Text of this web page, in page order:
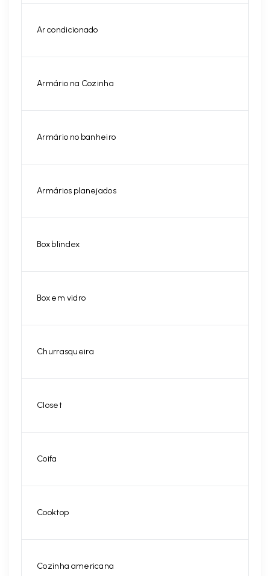
Ar condicionado
Armário na Cozinha
Armário no banheiro
Armários planejados
Box blindex
Box em vidro
Churrasqueira
Closet
Coifa
Cooktop
Cozinha americana